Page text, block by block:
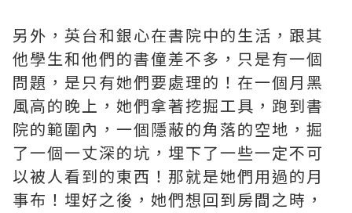
另外，英台和銀心在書院中的生活，跟其
他學生和他們的書僮差不多，只是有一個
問題，是只有她們要處理的！在一個月黑
風高的晚上，她們拿著挖掘工具，跑到書
院的範圍內，一個隱蔽的角落的空地，掘
了一個一丈深的坑，埋下了一些一定不可
以被人看到的東西！那就是她們用過的月
事布！埋好之後，她們想回到房間之時，